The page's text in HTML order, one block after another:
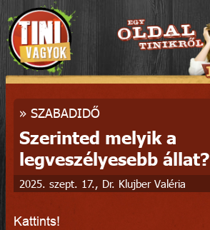
» SZABADIDŐ
Szerinted melyik a
legveszélyesebb állat?
2025. szept. 17., Dr. Klujber Valéria
Kattints!